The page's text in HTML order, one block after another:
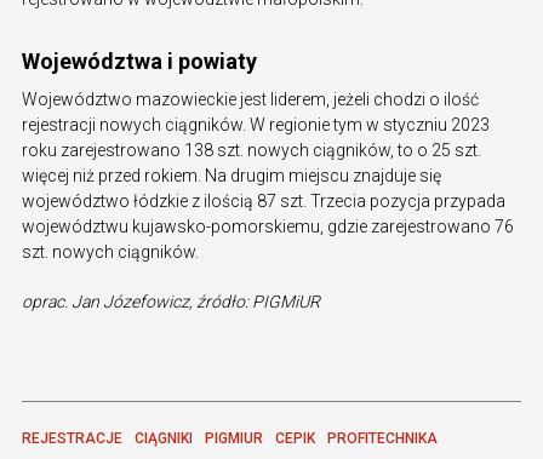
Województwa i powiaty
Województwo mazowieckie jest liderem, jeżeli chodzi o ilość
rejestracji nowych ciągników. W regionie tym w styczniu 2023
roku zarejestrowano 138 szt. nowych ciągników, to o 25 szt.
więcej niż przed rokiem. Na drugim miejscu znajduje się
województwo łódzkie z ilością 87 szt. Trzecia pozycja przypada
województwu kujawsko-pomorskiemu, gdzie zarejestrowano 76
szt. nowych ciągników.
oprac. Jan Józefowicz, źródło: PIGMiUR
REJESTRACJE CIĄGNIKI PIGMIUR CEPIK PROFITECHNIKA